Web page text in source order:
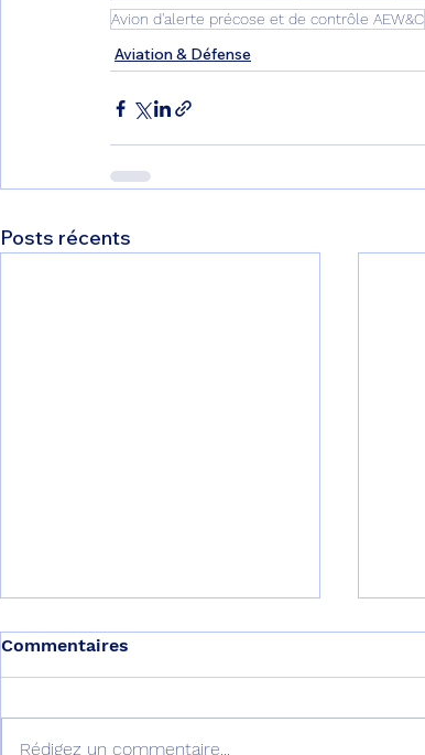
Avion d'alerte précose et de contrôle AEW&C
Aviation & Défense
Posts récents
Commentaires
Rédigez un commentaire...